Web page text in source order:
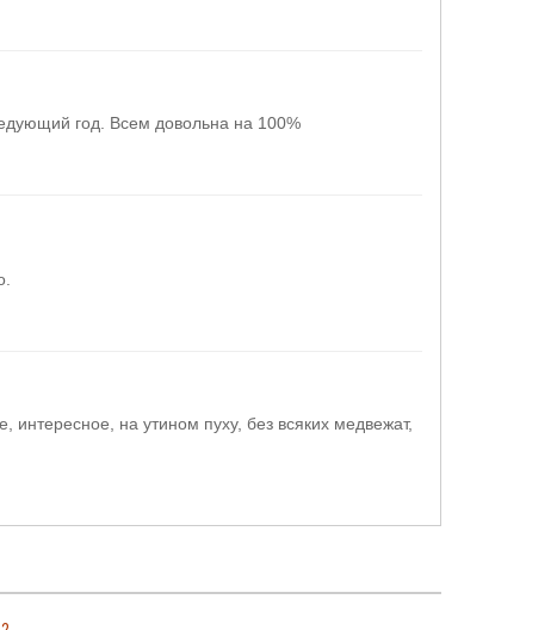
год. Всем довольна на 100%
интересное, на утином пуху, без всяких медвежат,